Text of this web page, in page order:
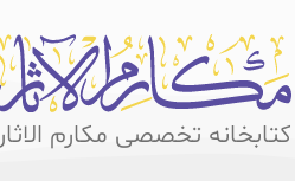
کتابخانه تخصصی مکارم الاثار